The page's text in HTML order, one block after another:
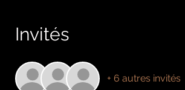
Invités
+ 6 autres invités